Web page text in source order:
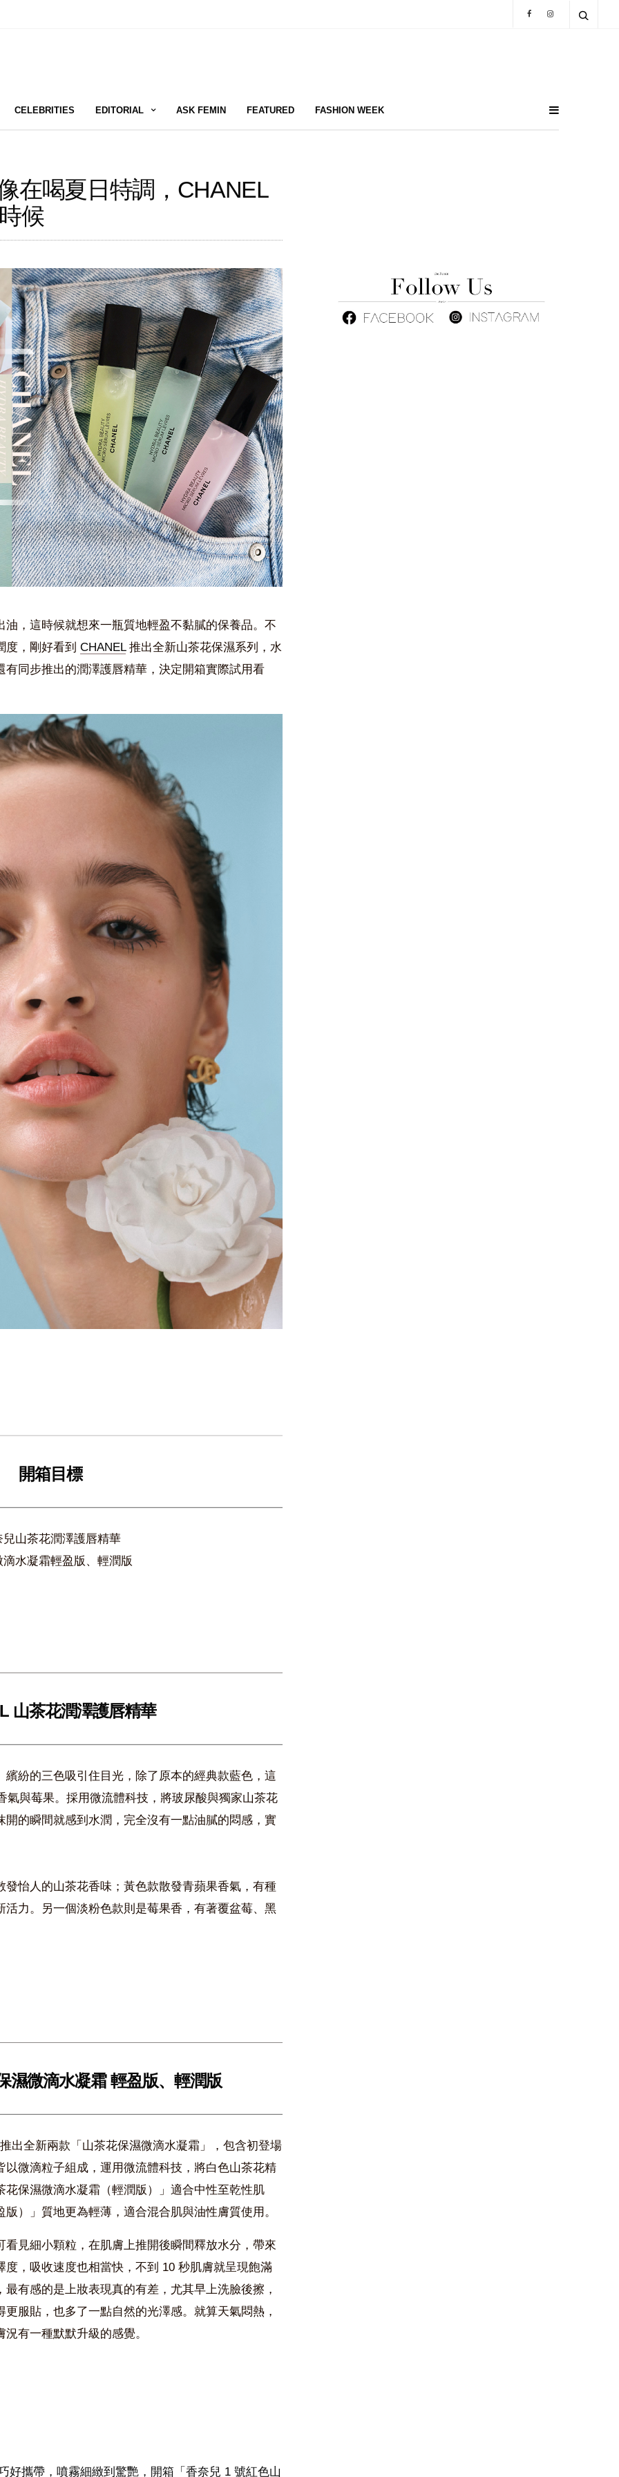
CELEBRITIES EDITORIAL ASK FEMIN FEATURED FASHION WEEK
在喝夏日特調，CHANEL
候
，這時候就想來一瓶質地輕盈不黏膩的保養品。不
度，剛好看到 CHANEL推出全新山茶花保濕系列，水
同步推出的潤澤護唇精華，決定開箱實際試用看
開箱目標
兒山茶花潤澤護唇精華
滴水凝霜輕盈版、輕潤版
山茶花潤澤護唇精華
紛的三色吸引住目光，除了原本的經典款藍色，這
氣與莓果。採用微流體科技，將玻尿酸與獨家山茶花
的瞬間就感到水潤，完全沒有一點油膩的悶感，實
怡人的山茶花香味；黃色款散發青蘋果香氣，有種
力。另一個淡粉色款則是莓果香，有著覆盆莓、黑
濕微滴水凝霜 輕盈版、輕潤版
出全新兩款「山茶花保濕微滴水凝霜」，包含初登場
微滴粒子組成，運用微流體科技，將白色山茶花精
保濕微滴水凝霜（輕潤版）」適合中性至乾性肌
）」質地更為輕薄，適合混合肌與油性膚質使用。
見細小顆粒，在肌膚上推開後瞬間釋放水分，帶來
，吸收速度也相當快，不到 10 秒肌膚就呈現飽滿
有感的是上妝表現真的有差，尤其早上洗臉後擦，
服貼，也多了一點自然的光澤感。就算天氣悶熱，
有一種默默升級的感覺。
好攜帶，噴霧細緻到驚艷，開箱「香奈兒 1 號紅色山